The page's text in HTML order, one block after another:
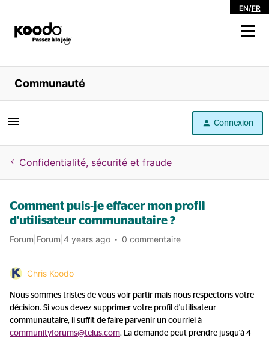
EN/FR
Magasiner
Libre service
Aide
Communauté
Connexion
Confidentialité, sécurité et fraude
Comment puis-je effacer mon profil
d'utilisateur communautaire ?
Forum|Forum|4 years ago 0 commentaire
Chris Koodo
Nous sommes tristes de vous voir partir mais nous respectons votre
décision. Si vous devez supprimer votre profil d'utilisateur
communautaire, il suffit de faire parvenir un courriel à
communityforums@telus.com. La demande peut prendre jusqu'à 4